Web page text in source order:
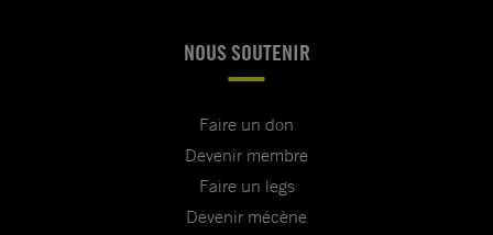
NOUS SOUTENIR
Faire un don
Devenir membre
Faire un legs
Devenir mécène